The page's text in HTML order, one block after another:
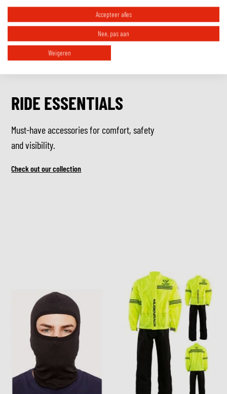
RIDE ESSENTIALS
Must-have accessories for comfort, safety
and visibility.
Check out our collection
Accepteer alles
Nee, pas aan
Weigeren